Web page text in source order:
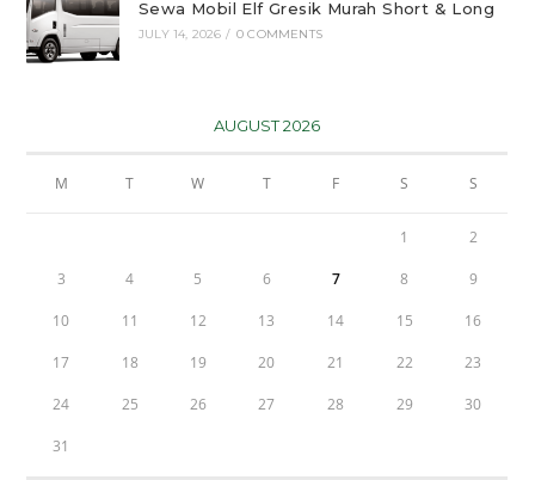
Sewa Mobil Elf Gresik Murah Short & Long
JULY 14, 2026 / 0 COMMENTS
AUGUST 2026
M T W T F S S
1 2
3 4 5 6 7 8 9
10 11 12 13 14 15 16
17 18 19 20 21 22 23
24 25 26 27 28 29 30
31